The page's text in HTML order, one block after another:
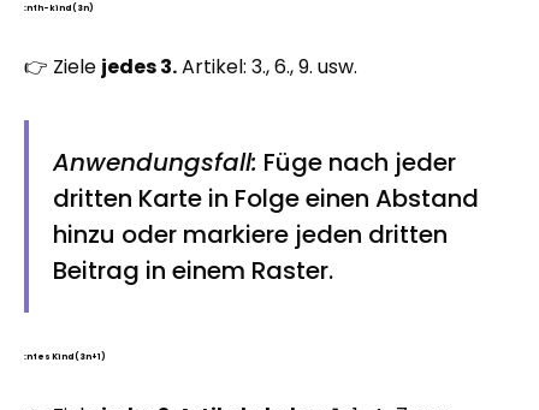
:nth-kind (3n)
👉 Ziele jedes 3.Artikel: 3., 6., 9. usw.
Anwendungsfall: Füge nach jeder
dritten Karte in Folge einen Abstand
hinzu oder markiere jeden dritten
Beitrag in einem Raster.
:ntes Kind (3n+1)